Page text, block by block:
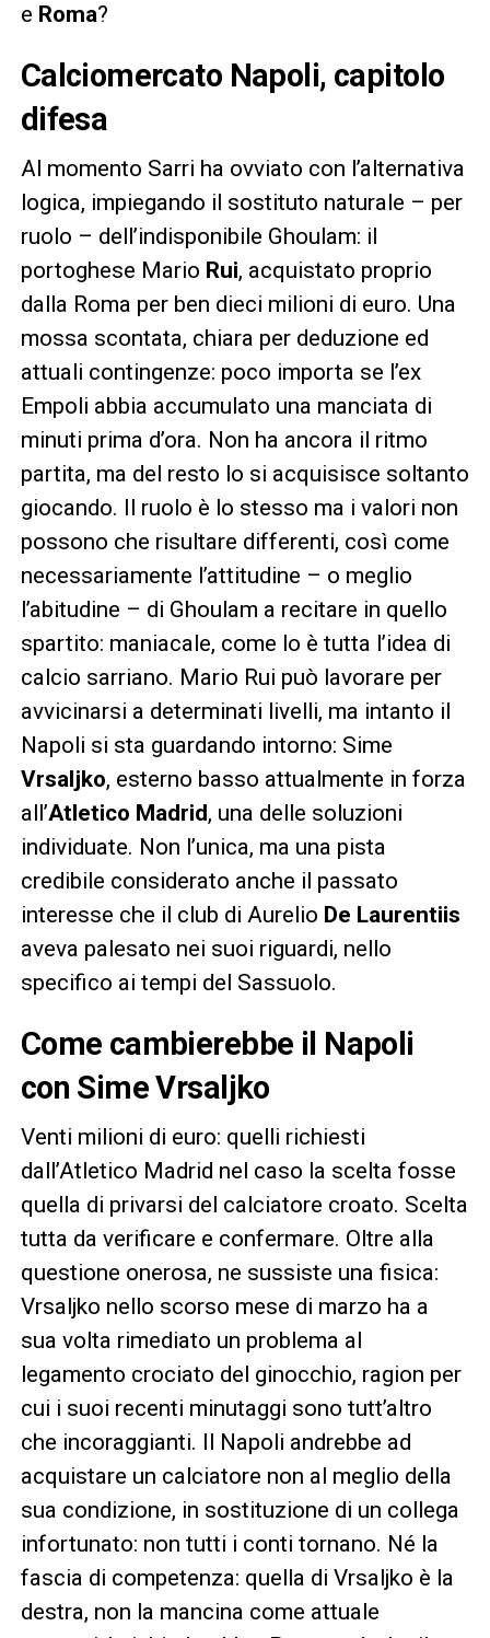
e Roma?
Calciomercato Napoli, capitolo
difesa
Al momento Sarri ha ovviato con l’alternativa
logica, impiegando il sostituto naturale – per
ruolo – dell’indisponibile Ghoulam: il
portoghese Mario Rui, acquistato proprio
dalla Roma per ben dieci milioni di euro. Una
mossa scontata, chiara per deduzione ed
attuali contingenze: poco importa se l’ex
Empoli abbia accumulato una manciata di
minuti prima d’ora. Non ha ancora il ritmo
partita, ma del resto lo si acquisisce soltanto
giocando. Il ruolo è lo stesso ma i valori non
possono che risultare differenti, così come
necessariamente l’attitudine – o meglio
l’abitudine – di Ghoulam a recitare in quello
spartito: maniacale, come lo è tutta l’idea di
calcio sarriano. Mario Rui può lavorare per
avvicinarsi a determinati livelli, ma intanto il
Napoli si sta guardando intorno: Sime
Vrsaljko, esterno basso attualmente in forza
all’Atletico Madrid, una delle soluzioni
individuate. Non l’unica, ma una pista
credibile considerato anche il passato
interesse che il club di Aurelio De Laurentiis
aveva palesato nei suoi riguardi, nello
specifico ai tempi del Sassuolo.
Come cambierebbe il Napoli
con Sime Vrsaljko
Venti milioni di euro: quelli richiesti
dall’Atletico Madrid nel caso la scelta fosse
quella di privarsi del calciatore croato. Scelta
tutta da verificare e confermare. Oltre alla
questione onerosa, ne sussiste una fisica:
Vrsaljko nello scorso mese di marzo ha a
sua volta rimediato un problema al
legamento crociato del ginocchio, ragion per
cui i suoi recenti minutaggi sono tutt’altro
che incoraggianti. Il Napoli andrebbe ad
acquistare un calciatore non al meglio della
sua condizione, in sostituzione di un collega
infortunato: non tutti i conti tornano. Né la
fascia di competenza: quella di Vrsaljko è la
destra, non la mancina come attuale